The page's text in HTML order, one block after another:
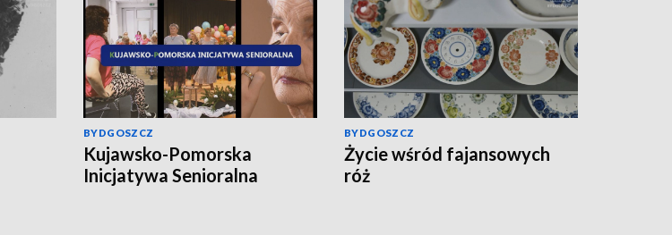
BYDGOSZCZ
Kujawsko-Pomorska
Inicjatywa Senioralna
BYDGOSZCZ
Życie wśród fajansowych
róż